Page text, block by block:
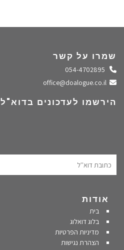
שמרו על קשר
התקשרו אלינו
שלחו מייל
הירשמו לעדכונים בדוא"ל
אודות
בית
בלוג דואלוג
מדיניות הפרטיות
הצהרת נגישות